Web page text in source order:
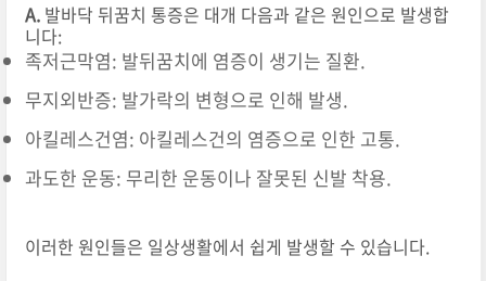
A.발바닥 뒤꿈치 통증은 대개 다음과 같은 원인으로 발생합
니다:
족저근막염: 발뒤꿈치에 염증이 생기는 질환.
무지외반증: 발가락의 변형으로 인해 발생.
아킬레스건염: 아킬레스건의 염증으로 인한 고통.
과도한 운동: 무리한 운동이나 잘못된 신발 착용.
이러한 원인들은 일상생활에서 쉽게 발생할 수 있습니다.